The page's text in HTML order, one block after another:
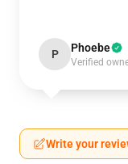
P Phoebe
Verified
Write your